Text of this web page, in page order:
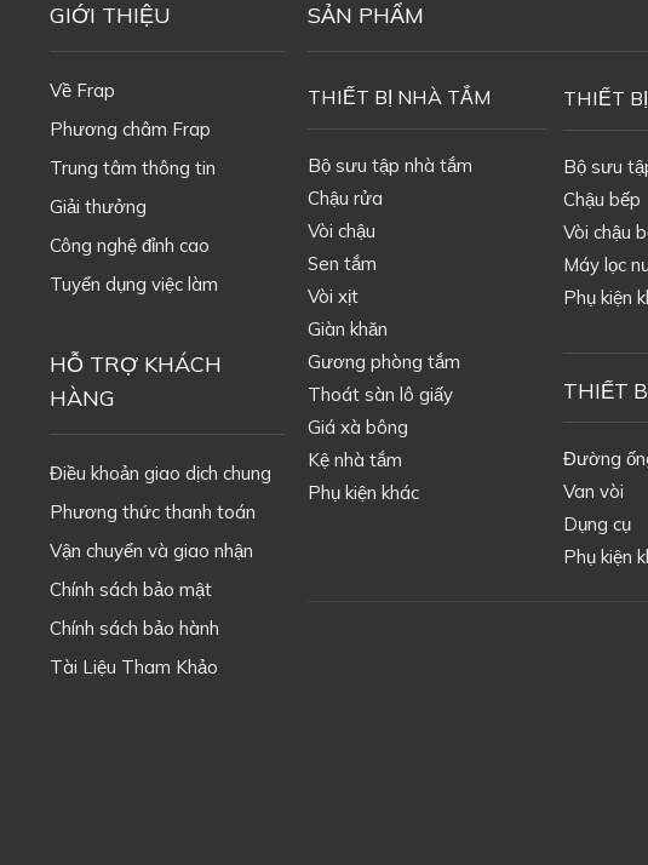
GIỚI THIỆU
Về Frap
Phương châm Frap
Trung tâm thông tin
Giải thưởng
Công nghệ đỉnh cao
Tuyển dụng việc làm
HỖ TRỢ KHÁCH
HÀNG
Điều khoản giao dịch chung
Phương thức thanh toán
Vận chuyển và giao nhận
Chính sách bảo mật
Chính sách bảo hành
Tài Liệu Tham Khảo
SẢN PHẨM
THIẾT BỊ NHÀ TẮM
Bộ sưu tập nhà tắm
Chậu rửa
Vòi chậu
Sen tắm
Vòi xịt
Giàn khăn
Gương phòng tắm
Thoát sàn lô giấy
Giá xà bông
Kệ nhà tắm
Phụ kiện khác
THIẾT
Bộ sưu
Chậu bếp
Vòi chậu
Máy lọc
Phụ kiện
THIẾT
Đường
Van vòi
Dụng cụ
Phụ kiện